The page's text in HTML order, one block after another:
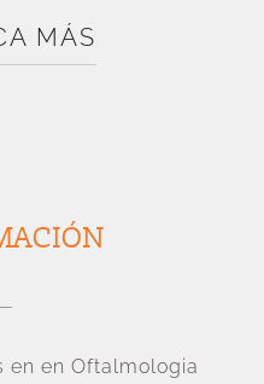
MÁS
en en Oftalmologia